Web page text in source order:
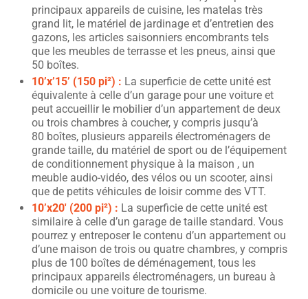
principaux appareils de cuisine, les matelas très
grand lit, le matériel de jardinage et d’entretien des
gazons, les articles saisonniers encombrants tels
que les meubles de terrasse et les pneus, ainsi que
50 boîtes.
10’x’15’ (150 pi²) : La superficie de cette unité est
équivalente à celle d’un garage pour une voiture et
peut accueillir le mobilier d’un appartement de deux
ou trois chambres à coucher, y compris jusqu’à
80 boîtes, plusieurs appareils électroménagers de
grande taille, du matériel de sport ou de l’équipement
de conditionnement physique à la maison , un
meuble audio-vidéo, des vélos ou un scooter, ainsi
que de petits véhicules de loisir comme des VTT.
10’x20′ (200 pi²) : La superficie de cette unité est
similaire à celle d’un garage de taille standard. Vous
pourrez y entreposer le contenu d’un appartement ou
d’une maison de trois ou quatre chambres, y compris
plus de 100 boîtes de déménagement, tous les
principaux appareils électroménagers, un bureau à
domicile ou une voiture de tourisme.